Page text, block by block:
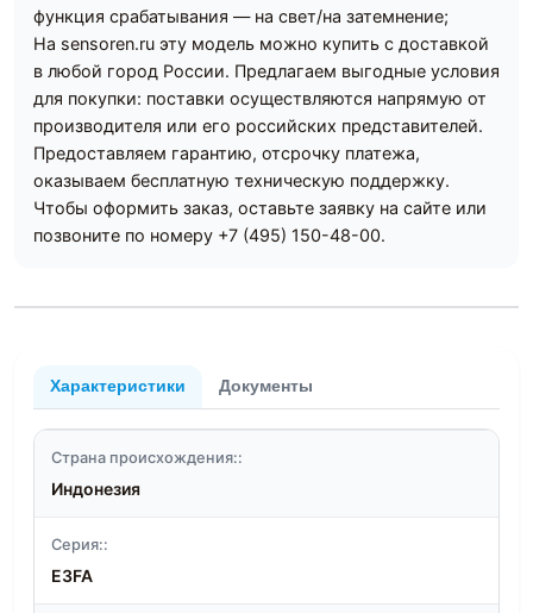
функция срабатывания — на свет/на затемнение;
На sensoren.ru эту модель можно купить с доставкой
в любой город России. Предлагаем выгодные условия
для покупки: поставки осуществляются напрямую от
производителя или его российских представителей.
Предоставляем гарантию, отсрочку платежа,
оказываем бесплатную техническую поддержку.
Чтобы оформить заказ, оставьте заявку на сайте или
позвоните по номеру +7 (495) 150-48-00.
Характеристики Документы
Страна происхождения::
Индонезия
Серия::
E3FA